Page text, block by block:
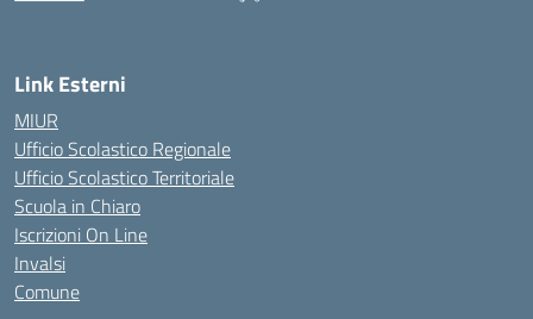
Link Esterni
MIUR
Ufficio Scolastico Regionale
Ufficio Scolastico Territoriale
Scuola in Chiaro
Iscrizioni On Line
Invalsi
Comune